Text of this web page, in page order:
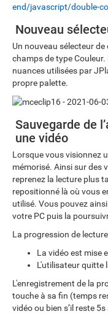
end/javascript/double-
Nouveau
Un nouveau sélecteur
champs de type
nuances utilisées par
propre palette.
Sauvegarde de
une vidéo
Lorsque vous visionnez
mémorisé. Ainsi sur des
reprenez la lecture plus
repositionné là où vous
utilisé. Vous pouvez
votre PC puis la
La progression de
La vidéo est mise
L'utilisateur quitte
L'enregistrement de la
touche à sa fin (temps
vidéo ou bien s’il reste